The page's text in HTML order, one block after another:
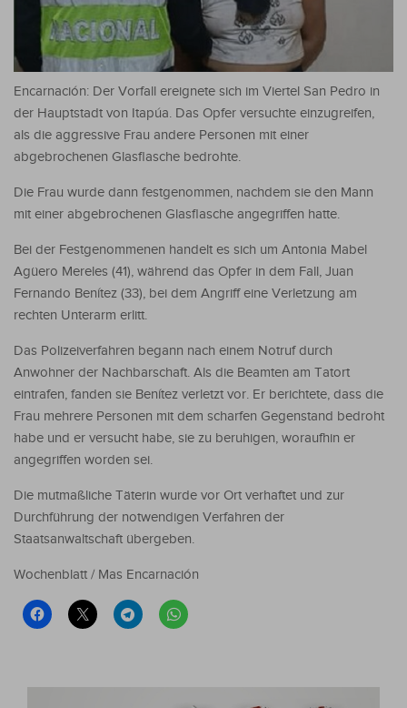
Encarnación: Der Vorfall ereignete sich im Viertel San Pedro in
der Hauptstadt von Itapúa. Das Opfer versuchte einzugreifen,
als die aggressive Frau andere Personen mit einer
abgebrochenen Glasflasche bedrohte.
Die Frau wurde dann festgenommen, nachdem sie den Mann
mit einer abgebrochenen Glasflasche angegriffen hatte.
Bei der Festgenommenen handelt es sich um Antonia Mabel
Agüero Mereles (41), während das Opfer in dem Fall, Juan
Fernando Benítez (33), bei dem Angriff eine Verletzung am
rechten Unterarm erlitt.
Das Polizeiverfahren begann nach einem Notruf durch
Anwohner der Nachbarschaft. Als die Beamten am Tatort
eintrafen, fanden sie Benítez verletzt vor. Er berichtete, dass die
Frau mehrere Personen mit dem scharfen Gegenstand bedroht
habe und er versucht habe, sie zu beruhigen, woraufhin er
angegriffen worden sei.
Die mutmaßliche Täterin wurde vor Ort verhaftet und zur
Durchführung der notwendigen Verfahren der
Staatsanwaltschaft übergeben.
Wochenblatt / Mas Encarnación